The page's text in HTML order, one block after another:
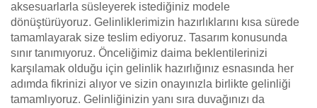
aksesuarlarla süsleyerek istediğiniz modele
dönüştürüyoruz. Gelinliklerimizin hazırlıklarını kısa sürede
tamamlayarak size teslim ediyoruz. Tasarım konusunda
sınır tanımıyoruz. Önceliğimiz daima beklentilerinizi
karşılamak olduğu için gelinlik hazırlığınız esnasında her
adımda fikrinizi alıyor ve sizin onayınızla birlikte gelinliği
tamamlıyoruz. Gelinliğinizin yanı sıra duvağınızı da